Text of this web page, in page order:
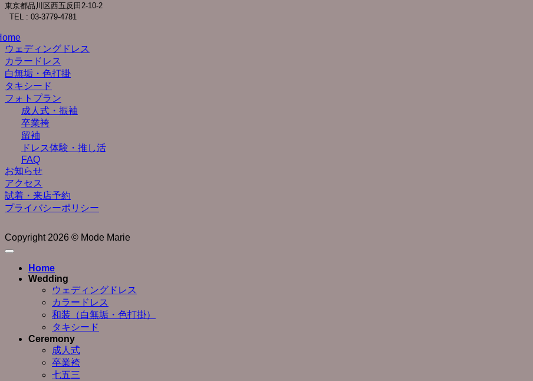
東京都品川区西五反田2-10-2
TEL : 03-3779-4781
ウェディングドレス
カラードレス
白無垢・色打掛
タキシード
フォトプラン
成人式・振袖
卒業袴
留袖
ドレス体験・推し活
FAQ
お知らせ
アクセス
試着・来店予約
プライバシーポリシー
Copyright 2026 © Mode Marie
Home
Wedding
ウェディングドレス
カラードレス
和装（白無垢・色打掛）
タキシード
Ceremony
成人式
卒業袴
七五三